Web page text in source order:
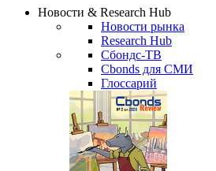
Новости & Research Hub
Новости рынка
Research Hub
Сбондс-ТВ
Cbonds для СМИ
Глоссарий